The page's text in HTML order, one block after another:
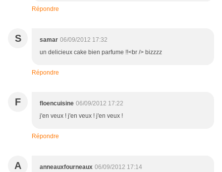
Répondre
S samar 06/09/2012 17:32
un delicieux cake bien parfume !!<br /> bizzzz
Répondre
F floencuisine 06/09/2012 17:22
j'en veux ! j'en veux ! j'en veux !
Répondre
A anneauxfourneaux 06/09/2012 17:14